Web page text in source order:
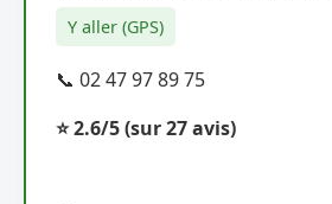
Y aller (GPS)
📞 02 47 97 89 75
⭐ 2.6/5(sur 27 avis)